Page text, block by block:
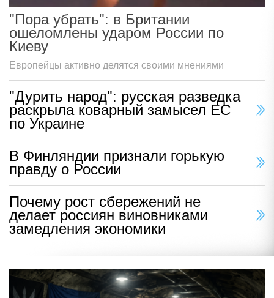
"Пора убрать": в Британии
ошеломлены ударом России по
Киеву
Европейцы активно делятся своими мнениями
"Дурить народ": русская разведка
раскрыла коварный замысел ЕС
по Украине
В Финляндии признали горькую
правду о России
Почему рост сбережений не
делает россиян виновниками
замедления экономики